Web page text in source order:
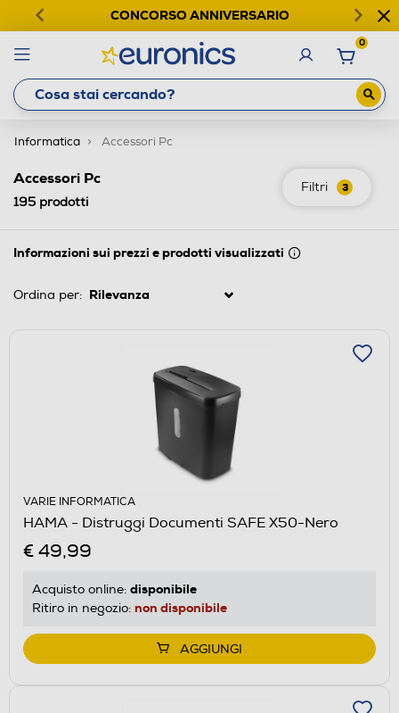
CONCORSO ANNIVERSARIO
0
Informatica Accessori Pc
Filtri 3
Accessori Pc
195 prodotti
Informazioni sui prezzi e prodotti visualizzati
Ordina per:
VARIE INFORMATICA
HAMA - Distruggi Documenti SAFE X50-Nero
€ 49,99
Acquisto online: disponibile
Ritiro in negozio: non disponibile
AGGIUNGI